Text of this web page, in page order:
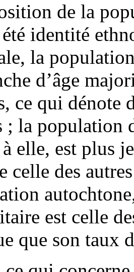
de la
été identité
la
d’âge
ce qui dénote
; la population
elle, est plus
celle des
est celle
que son taux